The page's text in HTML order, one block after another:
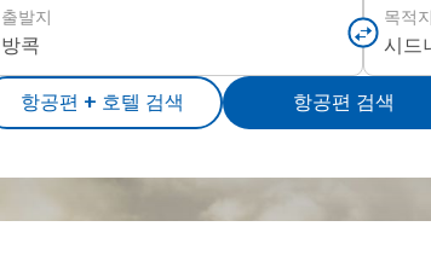
출발지 목적지
항공편 + 호텔 검색 항공편 검색